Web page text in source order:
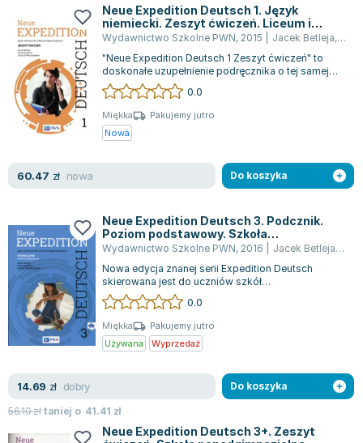
Piotr Latocha
Michael Scott
Piotr Semka
Jarosław Iwaszkiewicz
Joseph Murphy
Jan Sztaudynger
Aleksander Puszkin
Małgorzata Ohme
Leszek Czarnecki
Joanna Racewicz
Maria Seweryn
Janina Zającówna
Eric Helms
Anna Prus (oprac.)
Nela Mała Reporterka
Barbara Wrzesińska
Terry Pratchett
Virginia Woolf
Neue Expedition Deutsch 1. Język
niemiecki. Zeszyt ćwiczeń. Liceum i
technikum
Wydawnictwo Szkolne PWN, 2015 Jacek Betleja,
"Neue Expedition Deutsch 1 Zeszyt ćwiczeń" to
doskonałe uzupełnienie podręcznika o tej samej
nazwie, oferujące spójny system nawig...
0.0
Miękka
Pakujemy jutro
Nowa
60.47 zł nowa Do koszyka
Neue Expedition Deutsch 3. Podcznik.
Poziom podstawowy. Szkoła
ponadgimnazjalna + 2CD
Wydawnictwo Szkolne PWN, 2016 Jacek Betleja
,
Nowa edycja znanej serii Expedition Deutsch
skierowana jest do uczniów szkół
ponadgimnazjalnych, zarówno tych, którzy
zaczynają, j...
0.0
Miękka
Pakujemy jutro
Używana
Wyprzedaż
14.69 zł dobry
56.10złtaniej o 41.41 zł
Do koszyka
Neue Expedition Deutsch 3+. Zeszyt